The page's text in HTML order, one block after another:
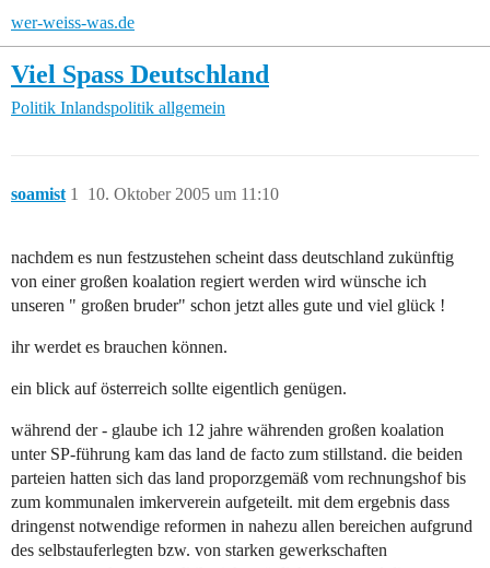
wer-weiss-was.de
Viel Spass Deutschland
Politik Inlandspolitik allgemein
soamist 10. Oktober 2005 um 11:10
1
nachdem es nun festzustehen scheint dass deutschland zukünftig
von einer großen koalation regiert werden wird wünsche ich
unseren " großen bruder" schon jetzt alles gute und viel glück !
ihr werdet es brauchen können.
ein blick auf österreich sollte eigentlich genügen.
während der - glaube ich 12 jahre währenden großen koalation
unter SP-führung kam das land de facto zum stillstand. die beiden
parteien hatten sich das land proporzgemäß vom rechnungshof bis
zum kommunalen imkerverein aufgeteilt. mit dem ergebnis dass
dringenst notwendige reformen in nahezu allen bereichen aufgrund
des selbstauferlegten bzw. von starken gewerkschaften